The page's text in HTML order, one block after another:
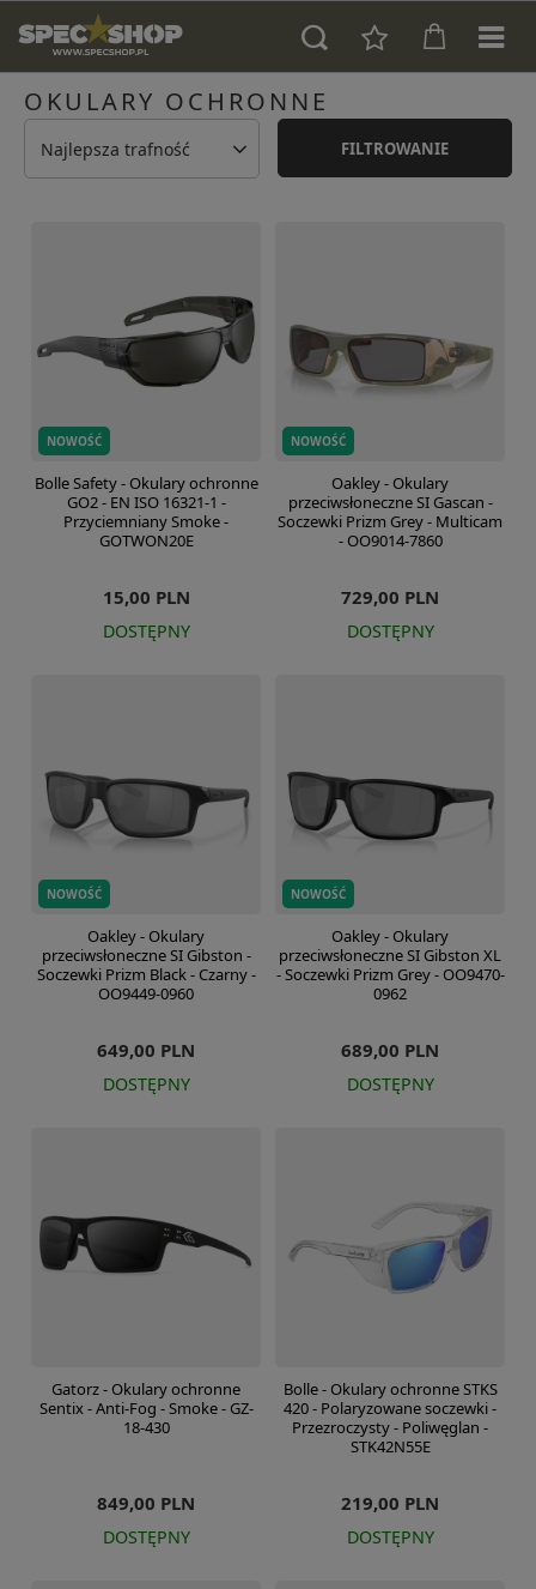
OKULARY OCHRONNE
Najlepsza trafność FILTROWANIE
NOWOŚĆ
Bolle Safety - Okulary ochronne
GO2 - EN ISO 16321-1 -
Przyciemniany Smoke -
GOTWON20E
15,00 PLN
DOSTĘPNY
NOWOŚĆ
Oakley - Okulary
przeciwsłoneczne SI Gascan -
Soczewki Prizm Grey - Multicam
- OO9014-7860
729,00 PLN
DOSTĘPNY
NOWOŚĆ
Oakley - Okulary
przeciwsłoneczne SI Gibston -
Soczewki Prizm Black - Czarny -
OO9449-0960
649,00 PLN
DOSTĘPNY
NOWOŚĆ
Oakley - Okulary
przeciwsłoneczne SI Gibston XL
- Soczewki Prizm Grey - OO9470-
0962
689,00 PLN
DOSTĘPNY
Gatorz - Okulary ochronne
Sentix - Anti-Fog - Smoke - GZ-
18-430
849,00 PLN
DOSTĘPNY
Bolle - Okulary ochronne STKS
420 - Polaryzowane soczewki -
Przezroczysty - Poliwęglan -
STK42N55E
219,00 PLN
DOSTĘPNY